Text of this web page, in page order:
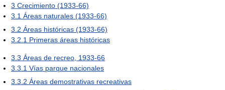
3 Crecimiento (1933-66)
3.1 Áreas naturales (1933-66)
3.2 Áreas históricas (1933-66)
3.2.1 Primeras áreas históricas
3.3 Áreas de recreo, 1933-66
3.3.1 Vías parque nacionales
3.3.2 Áreas demostrativas recreativas